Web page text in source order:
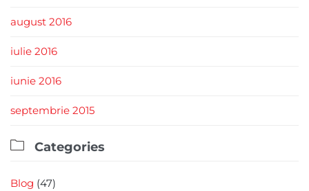
august 2016
iulie 2016
iunie 2016
septembrie 2015
 Categories
Blog (47)